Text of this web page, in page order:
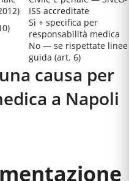
ISS accreditate
Sì + specifica per
responsabilità medica
No — se rispettate linee
guida (art. 6)
causa per
a Napoli